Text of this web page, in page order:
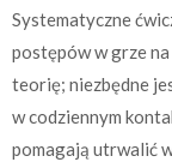
Systematyczne
postępów w grze
teorię; niezbędne
w codziennym
pomagają utrwalić